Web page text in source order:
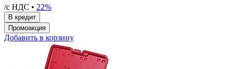
/с НДС • 22%
Добавить в корзину